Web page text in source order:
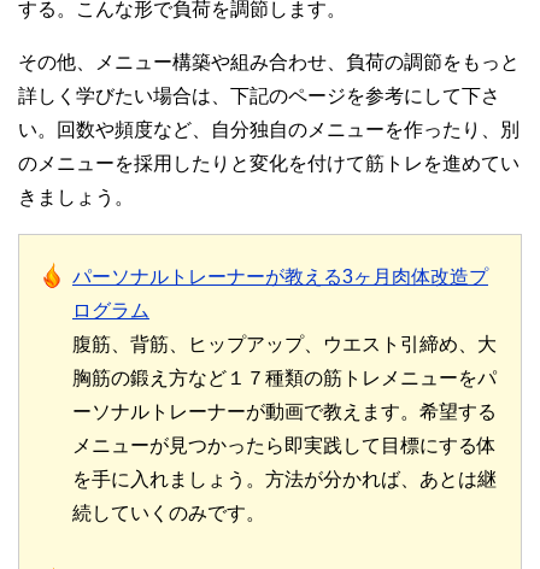
する。こんな形で負荷を調節します。
その他、メニュー構築や組み合わせ、負荷の調節をもっと
詳しく学びたい場合は、下記のページを参考にして下さ
い。回数や頻度など、自分独自のメニューを作ったり、別
のメニューを採用したりと変化を付けて筋トレを進めてい
きましょう。
パーソナルトレーナーが教える3ヶ月肉体改造プ
ログラム
腹筋、背筋、ヒップアップ、ウエスト引締め、大
胸筋の鍛え方など１７種類の筋トレメニューをパ
ーソナルトレーナーが動画で教えます。希望する
メニューが見つかったら即実践して目標にする体
を手に入れましょう。方法が分かれば、あとは継
続していくのみです。